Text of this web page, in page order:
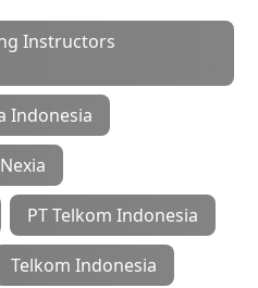
Instructors
Indonesia
PT Telkom Indonesia
Telkom Indonesia